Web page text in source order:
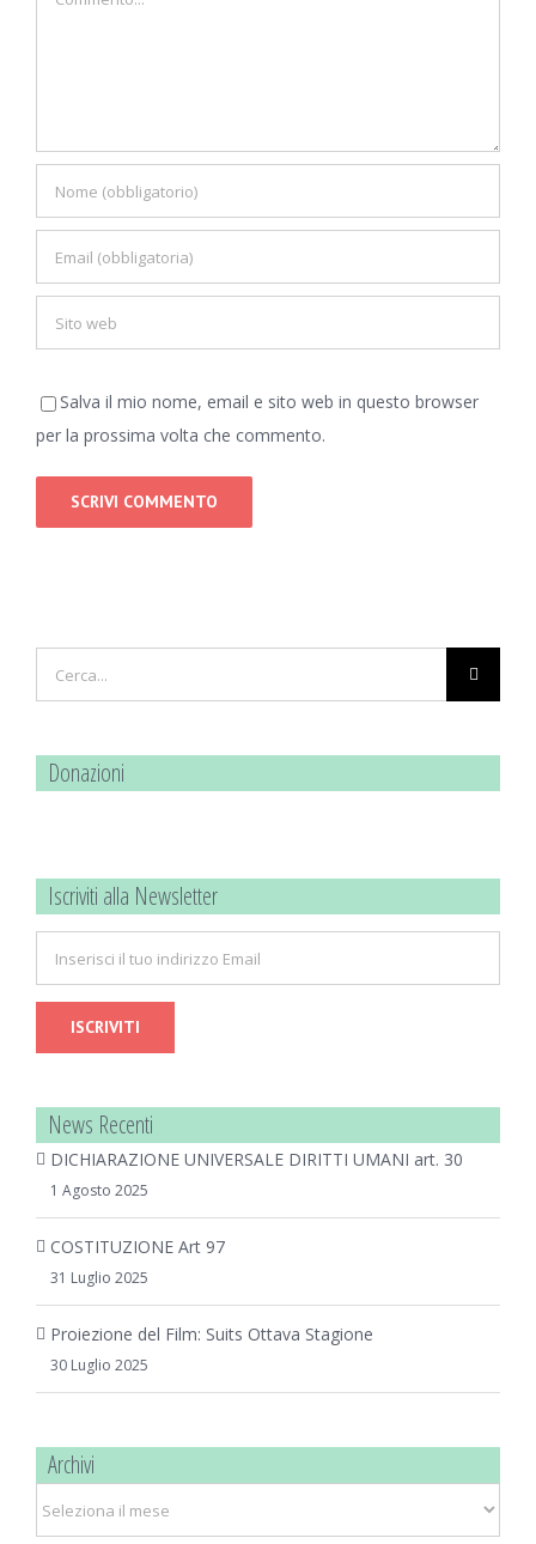
Salva il mio nome, email e sito web in questo browser
per la prossima volta che commento.
per:
Donazioni
Iscriviti alla Newsletter
News Recenti
DICHIARAZIONE UNIVERSALE DIRITTI UMANI art. 30
1 Agosto 2025
COSTITUZIONE Art 97
31 Luglio 2025
Proiezione del Film: Suits Ottava Stagione
30 Luglio 2025
Archivi